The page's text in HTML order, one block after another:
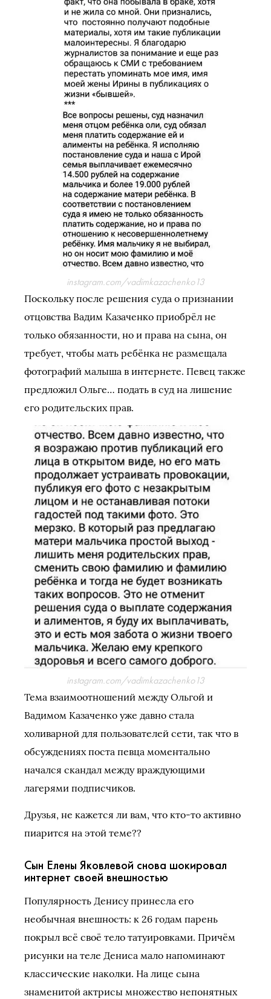
instagram.com/vadimkazachenko13
Поскольку после решения суда о признании
отцовства Вадим Казаченко приобрёл не
только обязанности, но и права на сына, он
требует, чтобы мать ребёнка не размещала
фотографий малыша в интернете. Певец также
предложил Ольге… подать в суд на лишение
его родительских прав.
instagram.com/vadimkazachenko13
Тема взаимоотношений между Ольгой и
Вадимом Казаченко уже давно стала
холиварной для пользователей сети, так что в
обсуждениях поста певца моментально
начался скандал между враждующими
лагерями подписчиков.
Друзья, не кажется ли вам, что кто-то активно
пиарится на этой теме??
Сын Елены Яковлевой снова шокировал
интернет своей внешностью
Популярность Денису принесла его
необычная внешность: к 26 годам парень
покрыл всё своё тело татуировками. Причём
рисунки на теле Дениса мало напоминают
классические наколки. На лице сына
знаменитой актрисы множество непонятных